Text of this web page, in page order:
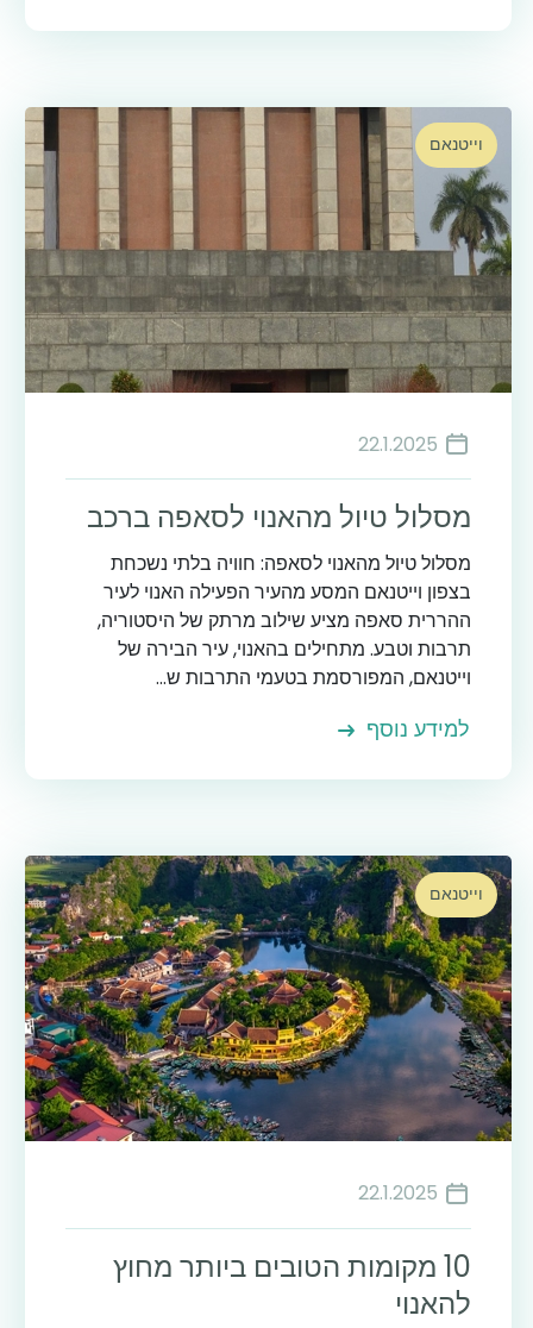
וייטנאם
22.1.2025
מסלול טיול מהאנוי לסאפה ברכב
מסלול טיול מהאנוי לסאפה: חוויה בלתי נשכחת
בצפון וייטנאם המסע מהעיר הפעילה האנוי לעיר
ההררית סאפה מציע שילוב מרתק של היסטוריה,
תרבות וטבע. מתחילים בהאנוי, עיר הבירה של
וייטנאם, המפורסמת בטעמי התרבות ש...
למידע נוסף
וייטנאם
22.1.2025
10 מקומות הטובים ביותר מחוץ
להאנוי